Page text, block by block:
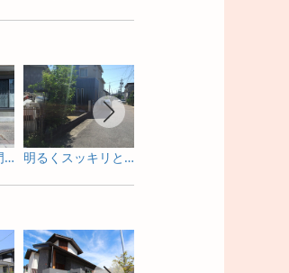
魅せながら隠す門周りのリフォーム外構 明るくスッキリと劇的に変身したリフォーム外構